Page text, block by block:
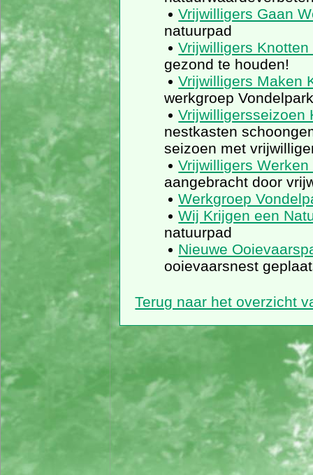
Vrijwilligers Gaan
natuurpad
Vrijwilligers
gezond te houden!
Vrijwilligers Maken
werkgroep
Vrijwilligersseizoen
nestkasten
seizoen met
Vrijwilligers
aangebracht door
Werkgroep
Wij Krijgen een
natuurpad
Nieuwe
ooievaarsnest
Terug naar het overzicht